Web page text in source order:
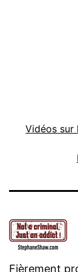
Vidéos sur
Fièrement